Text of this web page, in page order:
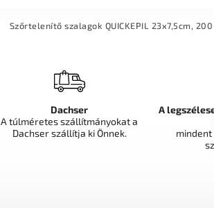
Szőrtelenítő szalagok QUICKEPIL 23x7,5cm,
Dachser
A túlméretes szállítmányokat a
Dachser szállítja ki Önnek.
A